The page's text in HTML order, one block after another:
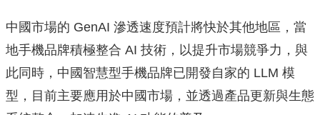
中國市場的 GenAI 滲透速度預計將快於其他地區，當
地手機品牌積極整合 AI 技術，以提升市場競爭力，與
此同時，中國智慧型手機品牌已開發自家的 LLM 模
型，目前主要應用於中國市場，並透過產品更新與生態